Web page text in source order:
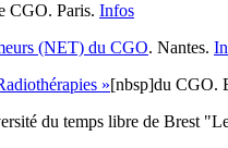
CGO. Paris. Infos
(NET) du CGO. Nantes.
»[nbsp]du CGO.
du temps libre de Brest